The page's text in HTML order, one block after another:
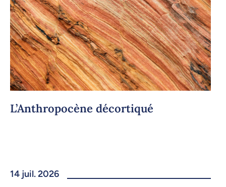
L’Anthropocène décortiqué
14 juil. 2026